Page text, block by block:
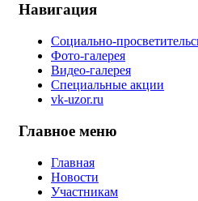
Навигация
Социально-
Фото-галерея
Видео-галерея
Специальные акции
vk-uzor.ru
Главное меню
Главная
Новости
Участникам